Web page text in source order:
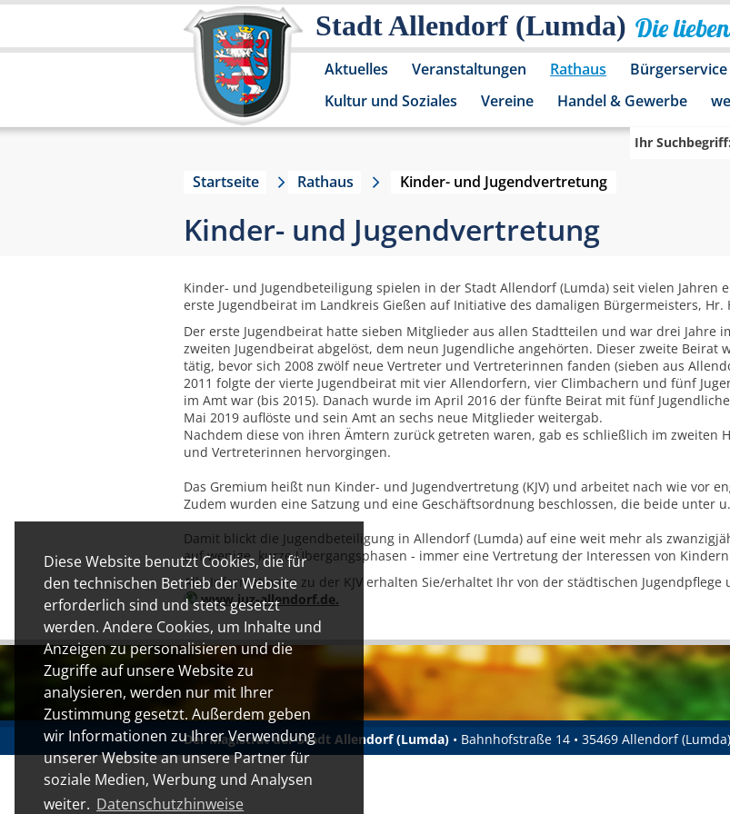
Diese Website benutzt Cookies, die für
den technischen Betrieb der Website
erforderlich sind und stets gesetzt
werden. Andere Cookies, um Inhalte und
Anzeigen zu personalisieren und die
Zugriffe auf unsere Website zu
analysieren, werden nur mit Ihrer
Zustimmung gesetzt. Außerdem geben
wir Informationen zu Ihrer Verwendung
unserer Website an unsere Partner für
soziale Medien, Werbung und Analysen
weiter. Datenschutzhinweise
Stadt Allendorf (Lumda) Die
Aktuelles Veranstaltungen Rathaus Bürgerservice
Kultur und Soziales
Vereine Handel & Gewerbe
Ihr Suchbegriff:
Startseite Rathaus Kinder- und Jugendvertretung
Kinder- und Jugendvertretung
Kinder- und Jugendbeteiligung spielen in der Stadt Allendorf (Lumda) seit vielen Jahren
erste Jugendbeirat im Landkreis Gießen auf Initiative des damaligen Bürgermeisters, Hr.
Der erste Jugendbeirat hatte sieben Mitglieder aus allen Stadtteilen und war drei Jahre
zweiten Jugendbeirat abgelöst, dem neun Jugendliche angehörten. Dieser zweite Beirat
tätig, bevor sich 2008 zwölf neue Vertreter und Vertreterinnen fanden (sieben aus
2011 folgte der vierte Jugendbeirat mit vier Allendorfern, vier Climbachern und fünf
im Amt war (bis 2015). Danach wurde im April 2016 der fünfte Beirat mit fünf
Mai 2019 auflöste und sein Amt an sechs neue Mitglieder weitergab.
Nachdem diese von ihren Ämtern zurück getreten waren, gab es schließlich im zweiten
und Vertreterinnen hervorgingen.
Das Gremium heißt nun Kinder- und Jugendvertretung (KJV) und arbeitet nach wie vor
Zudem wurden eine Satzung und eine Geschäftsordnung beschlossen, die beide unter
Damit blickt die Jugendbeteiligung in Allendorf (Lumda) auf eine weit mehr als
auf wenige, kurze Übergangsphasen - immer eine Vertretung der Interessen von
Alle Informationen zu der KJV erhalten Sie/erhaltet Ihr von der städtischen
www.juz-allendorf.de.
Der Magistrat der Stadt Allendorf (Lumda) • Bahnhofstraße 14 • 35469 Allendorf (Lumda)